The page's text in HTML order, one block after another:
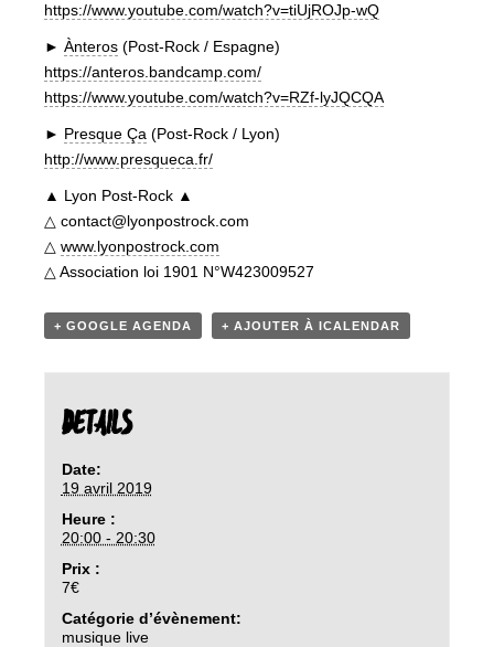
https://www.youtube.com/watch?v=tiUjROJp-wQ
► Ànteros (Post-Rock / Espagne)
https://anteros.bandcamp.com/
https://www.youtube.com/watch?v=RZf-lyJQCQA
► Presque Ça (Post-Rock / Lyon)
http://www.presqueca.fr/
▲ Lyon Post-Rock ▲
△ contact@lyonpostrock.com
△ www.lyonpostrock.com
△ Association loi 1901 N°W423009527
+ GOOGLE AGENDA + AJOUTER À ICALENDAR
DETAILS
Date:
19 avril 2019
Heure :
20:00 - 20:30
Prix :
7€
Catégorie d’évènement:
musique live